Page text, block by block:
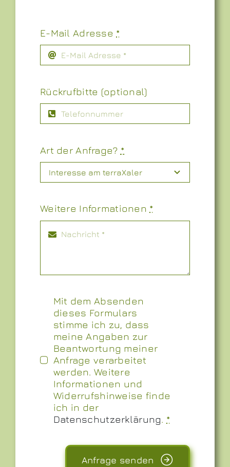
E-Mail Adresse *
Rückrufbitte (optional)
Art der Anfrage? *
Weitere Informationen *
Mit dem Absenden
dieses Formulars
stimme ich zu, dass
meine Angaben zur
Beantwortung meiner
Anfrage verarbeitet
werden. Weitere
Informationen und
Widerrufshinweise finde
ich in der
Datenschutzerklärung. *
Anfrage senden